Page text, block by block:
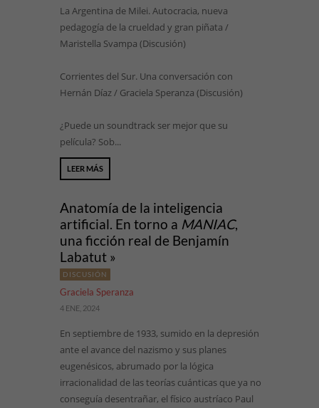
La Argentina de Milei. Autocracia, nueva
pedagogía de la crueldad y gran piñata /
Maristella Svampa (Discusión)
Corrientes del Sur. Una conversación con
Hernán Díaz / Graciela Speranza (Discusión)
¿Puede un soundtrack ser mejor que su
película? Sob...
LEER MÁS
Anatomía de la inteligencia
artificial. En torno a MANIAC,
una ficción real de Benjamín
Labatut »
DISCUSIÓN
Graciela Speranza
4 ENE, 2024
En septiembre de 1933, sumido en la depresión
ante el avance del nazismo y sus planes
eugenésicos, abrumado por la lógica
irracionalidad de las teorías cuánticas que ya no
conseguía desentrañar, el físico austríaco Paul